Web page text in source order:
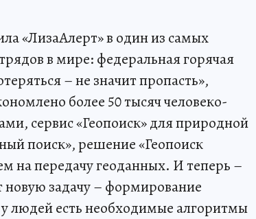
«ЛизаАлерт» в один из самых
в мире: федеральная горячая
– не значит пропасть»,
более 50 тысяч человеко-
сервис «Геопоиск» для природной
поиск», решение «Геопоиск
на передачу геоданных. И теперь –
задачу – формирование
людей есть необходимые алгоритмы